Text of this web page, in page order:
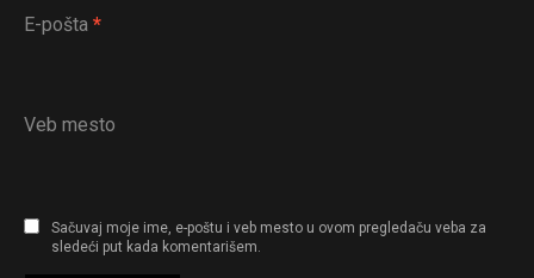
E-pošta *
Veb mesto
Sačuvaj moje ime, e-poštu i veb mesto u ovom pregledaču veba za
sledeći put kada komentarišem.